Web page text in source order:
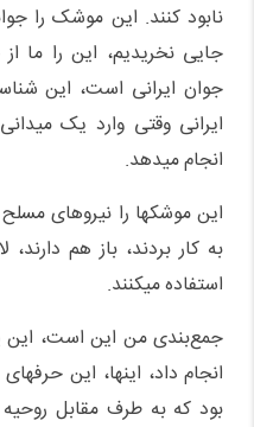
نابود کنند. این موشک را
جایی نخریدیم،‌ این را ما
جوان ایرانی است، این
ایرانی وقتی وارد یک
انجام میدهد.
این موشکها را نیروهای مسلح
به کار بردند، باز هم
استفاده میکنند.
جمع‌بندی من این است، این
انجام داد، اینها، این
بود که به طرف مقابل روحیه